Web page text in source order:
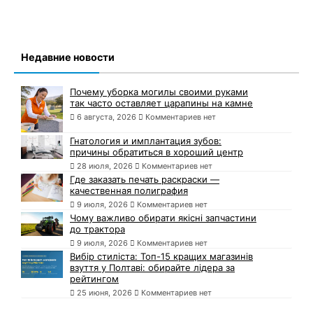
Недавние новости
Почему уборка могилы своими руками
так часто оставляет царапины на камне
6 августа, 2026 Комментариев нет
Гнатология и имплантация зубов:
причины обратиться в хороший центр
28 июля, 2026 Комментариев нет
Где заказать печать раскраски —
качественная полиграфия
9 июля, 2026 Комментариев нет
Чому важливо обирати якісні запчастини
до трактора
9 июля, 2026 Комментариев нет
Вибір стиліста: Топ-15 кращих магазинів
взуття у Полтаві: обирайте лідера за
рейтингом
25 июня, 2026 Комментариев нет